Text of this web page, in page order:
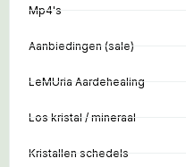
Mp4's
Aanbiedingen (sale)
LeMUria Aardehealing
Los kristal / mineraal
Kristallen schedels